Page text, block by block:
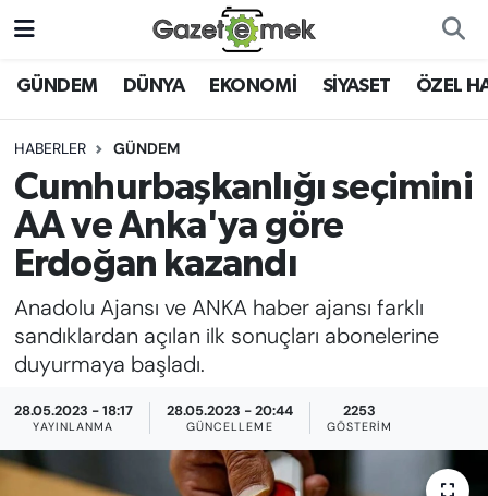
GÜNDEM DÜNYA EKONOMİ SİYASET ÖZEL
HABERLER GÜNDEM
Cumhurbaşkanlığı seçimini
AA ve Anka'ya göre
Erdoğan kazandı
Anadolu Ajansı ve ANKA haber ajansı farklı
sandıklardan açılan ilk sonuçları abonelerine
duyurmaya başladı.
28.05.2023 - 18:17
YAYINLANMA
28.05.2023 - 20:44
GÜNCELLEME
2253
GÖSTERIM
DÜNYA
EKONOMİ
EMEK HABERLERİ
YENİ MEDYADA EMEK
GAZETECİLİĞİNİ GELİŞTİRMEK
FAYDALI BİLGİLER
Nöbetçi Eczaneler
Hava Durumu
İstanbul Namaz Vakitleri
Trafik Durumu
Süper Lig Puan Durumu ve Fikstür
Tüm Manşetler
Son Dakika Haberleri
Haber Arşivi